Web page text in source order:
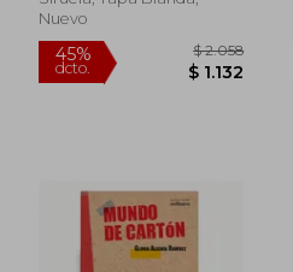
50%
dcto. $ 1.082
Nuevo